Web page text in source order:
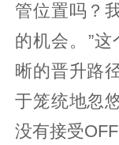
管位置吗？
的机会。”
晰的晋升路
于笼统地忽
没有接受